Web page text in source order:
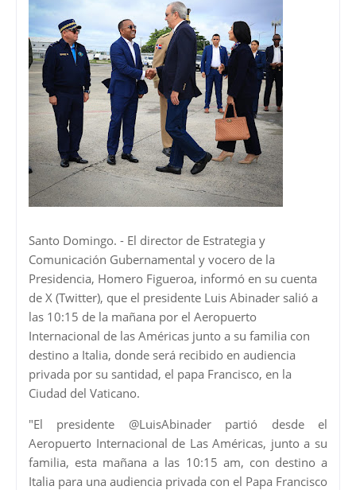
Santo Domingo. - El director de Estrategia y
Comunicación Gubernamental y vocero de la
Presidencia, Homero Figueroa, informó en su cuenta
de X (Twitter), que el presidente Luis Abinader salió a
las 10:15 de la mañana por el Aeropuerto
Internacional de las Américas junto a su familia con
destino a Italia, donde será recibido en audiencia
privada por su santidad, el papa Francisco, en la
Ciudad del Vaticano.
"El presidente @LuisAbinader partió desde el
Aeropuerto Internacional de Las Américas, junto a su
familia, esta mañana a las 10:15 am, con destino a
Italia para una audiencia privada con el Papa Francisco